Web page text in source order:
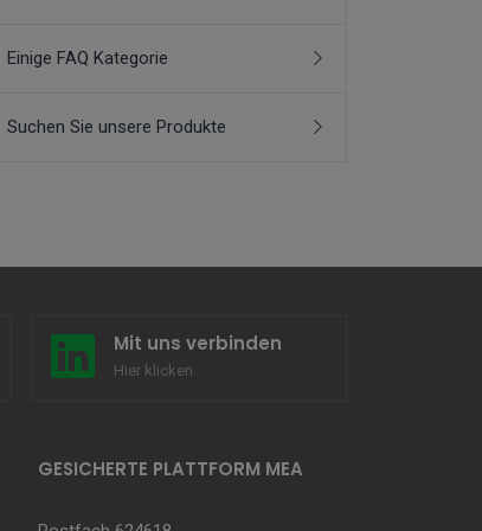
Einige FAQ Kategorie
Suchen Sie unsere Produkte
Mit uns verbinden
Hier klicken
GESICHERTE PLATTFORM MEA